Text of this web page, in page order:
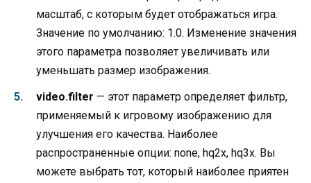
масштаб, с которым будет отображаться игра.
Значение по умолчанию: 1.0. Изменение значения
этого параметра позволяет увеличивать или
уменьшать размер изображения.
video.filter — этот параметр определяет фильтр,
применяемый к игровому изображению для
улучшения его качества. Наиболее
распространенные опции: none, hq2x, hq3x. Вы
можете выбрать тот, который наиболее приятен